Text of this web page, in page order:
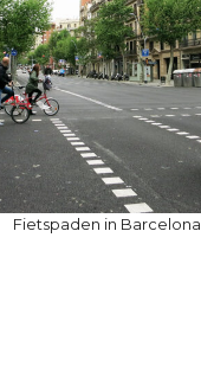
Fietspaden in Barcelona